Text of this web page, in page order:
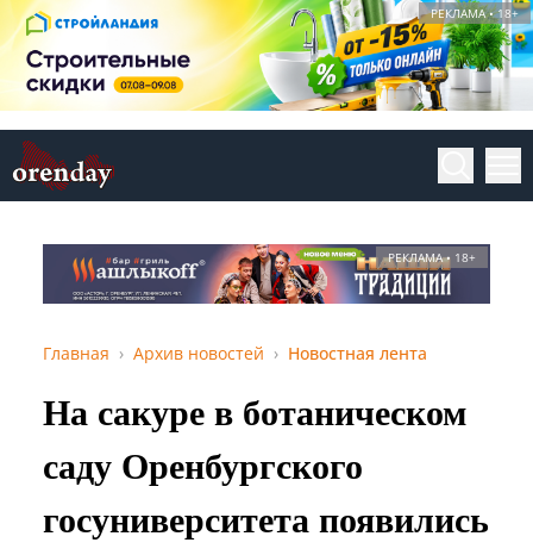
РЕКЛАМА • 18+
РЕКЛАМА • 18+
Главная Архив новостей Новостная лента
На сакуре в ботаническом
саду Оренбургского
госуниверситета появились